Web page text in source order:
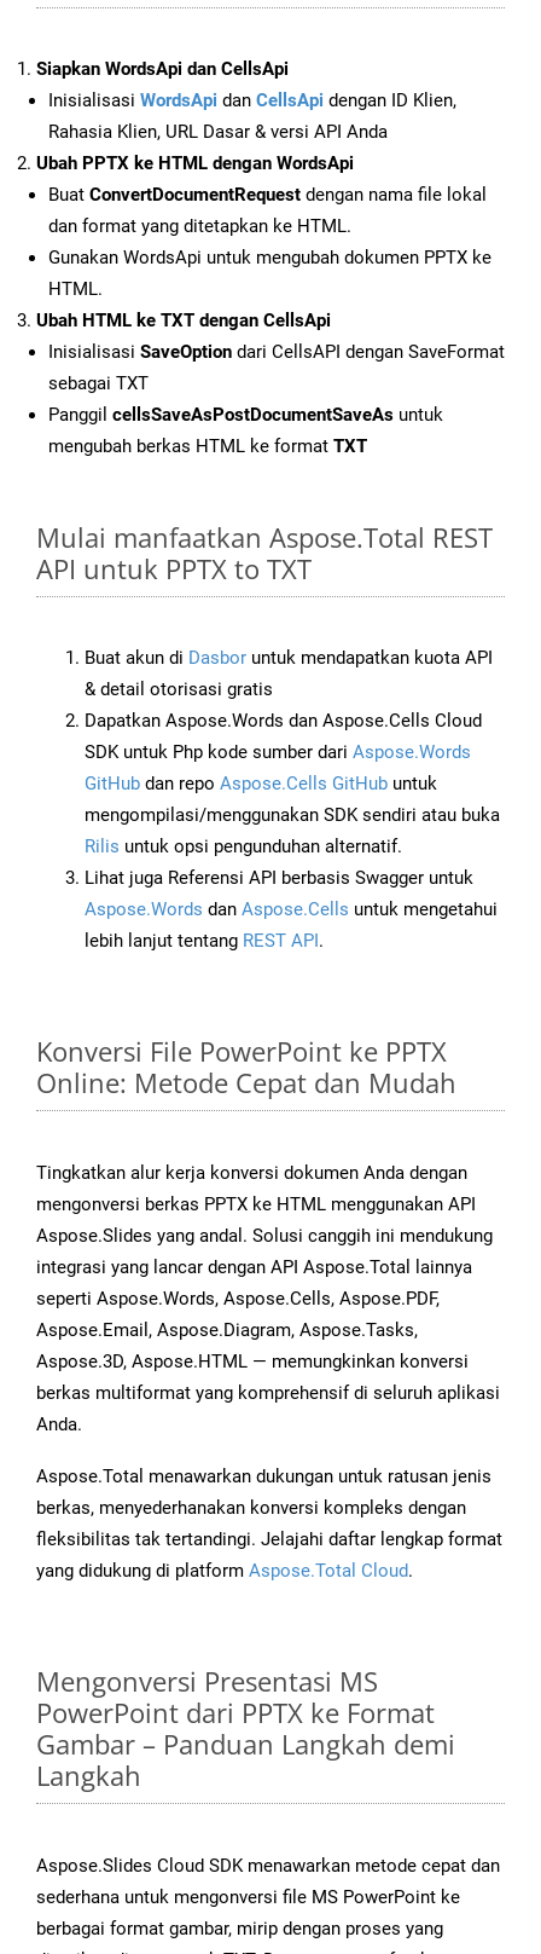
Siapkan WordsApi dan CellsApi
Inisialisasi WordsApi dan CellsApi dengan ID Klien,
Rahasia Klien, URL Dasar & versi API Anda
Ubah PPTX ke HTML dengan WordsApi
Buat ConvertDocumentRequest dengan nama file lokal
dan format yang ditetapkan ke HTML.
Gunakan WordsApi untuk mengubah dokumen PPTX ke
HTML.
Ubah HTML ke TXT dengan CellsApi
Inisialisasi SaveOption dari CellsAPI dengan SaveFormat
sebagai TXT
Panggil cellsSaveAsPostDocumentSaveAs untuk
mengubah berkas HTML ke format TXT
Mulai manfaatkan Aspose.Total REST
API untuk PPTX to TXT
Buat akun di Dasbor untuk mendapatkan kuota API
& detail otorisasi gratis
Dapatkan Aspose.Words dan Aspose.Cells Cloud
SDK untuk Php kode sumber dari Aspose.Words
GitHub dan repo Aspose.Cells GitHub untuk
mengompilasi/menggunakan SDK sendiri atau buka
Rilis untuk opsi pengunduhan alternatif.
Lihat juga Referensi API berbasis Swagger untuk
Aspose.Words dan Aspose.Cells untuk mengetahui
lebih lanjut tentang REST API.
Konversi File PowerPoint ke PPTX
Online: Metode Cepat dan Mudah
Tingkatkan alur kerja konversi dokumen Anda dengan
mengonversi berkas PPTX ke HTML menggunakan API
Aspose.Slides yang andal. Solusi canggih ini mendukung
integrasi yang lancar dengan API Aspose.Total lainnya
seperti Aspose.Words, Aspose.Cells, Aspose.PDF,
Aspose.Email, Aspose.Diagram, Aspose.Tasks,
Aspose.3D, Aspose.HTML — memungkinkan konversi
berkas multiformat yang komprehensif di seluruh aplikasi
Anda.
Aspose.Total menawarkan dukungan untuk ratusan jenis
berkas, menyederhanakan konversi kompleks dengan
fleksibilitas tak tertandingi. Jelajahi daftar lengkap format
yang didukung di platform Aspose.Total Cloud.
Mengonversi Presentasi MS
PowerPoint dari PPTX ke Format
Gambar – Panduan Langkah demi
Langkah
Aspose.Slides Cloud SDK menawarkan metode cepat dan
sederhana untuk mengonversi file MS PowerPoint ke
berbagai format gambar, mirip dengan proses yang